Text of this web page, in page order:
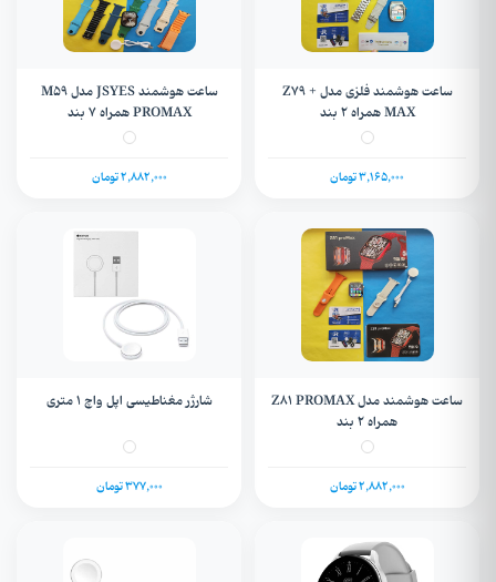
ساعت هوشمند فلزی مدل + Z79
MAX همراه 2 بند
3,165,000 تومان
ساعت هوشمند JSYES مدل M59
PROMAX همراه 7 بند
2,882,000 تومان
ساعت هوشمند مدل Z81 PROMAX
همراه 2 بند
2,882,000 تومان
شارژر مغناطیسی اپل واچ 1 متری
377,000 تومان